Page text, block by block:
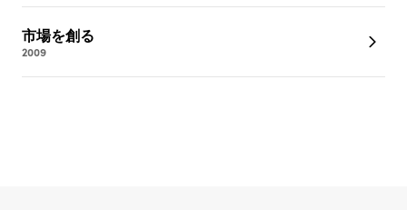
市場を創る
2009